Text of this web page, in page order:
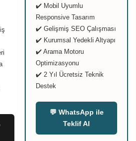
✔️ Mobil Uyumlu
Responsive Tasarım
✔️ Gelişmiş SEO Çalışması
✔️ Kurumsal Yedekli Altyapı
✔️ Arama Motoru
Optimizasyonu
✔️ 2 Yıl Ücretsiz Teknik
Destek
💬 WhatsApp ile
Teklif Al